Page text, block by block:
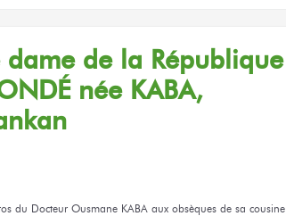
dame de la République
née KABA,
du Docteur Ousmane KABA aux obsèques de sa cousine